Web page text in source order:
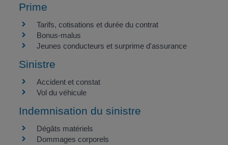
Prime
Tarifs, cotisations et durée du contrat
Bonus-malus
Jeunes conducteurs et surprime d'assurance
Sinistre
Accident et constat
Vol du véhicule
Indemnisation du sinistre
Dégâts matériels
Dommages corporels